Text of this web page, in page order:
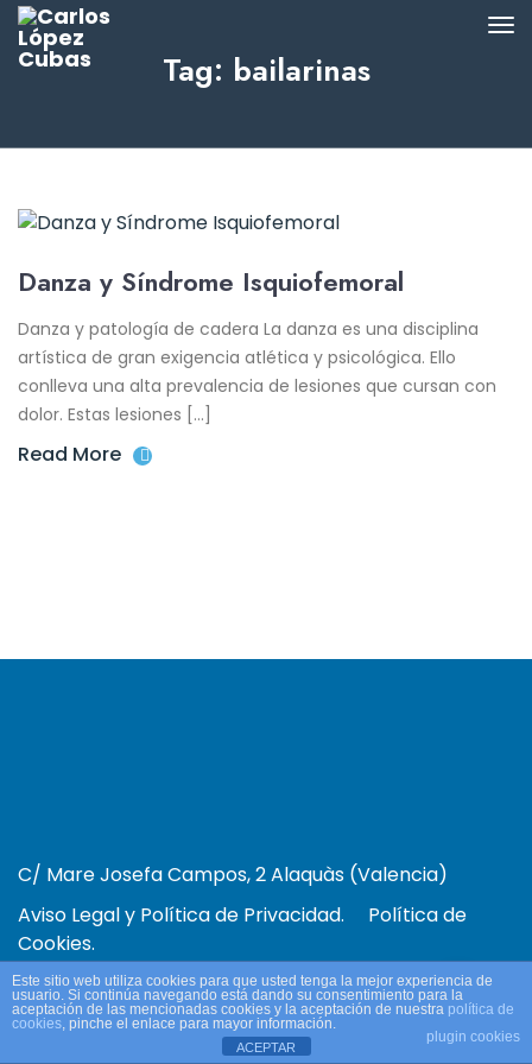
Tag: bailarinas
Danza y Síndrome Isquiofemoral
Danza y patología de cadera La danza es una disciplina
artística de gran exigencia atlética y psicológica. Ello
conlleva una alta prevalencia de lesiones que cursan con
dolor. Estas lesiones […]
Read More
C/ Mare Josefa Campos, 2 Alaquàs (Valencia)
Aviso Legal y Política de Privacidad.
Política de
Cookies.
Este sitio web utiliza cookies para que usted tenga la mejor experiencia de
usuario. Si continúa navegando está dando su consentimiento para la
aceptación de las mencionadas cookies y la aceptación de nuestra política de
cookies, pinche el enlace para mayor información.
plugin cookies
ACEPTAR